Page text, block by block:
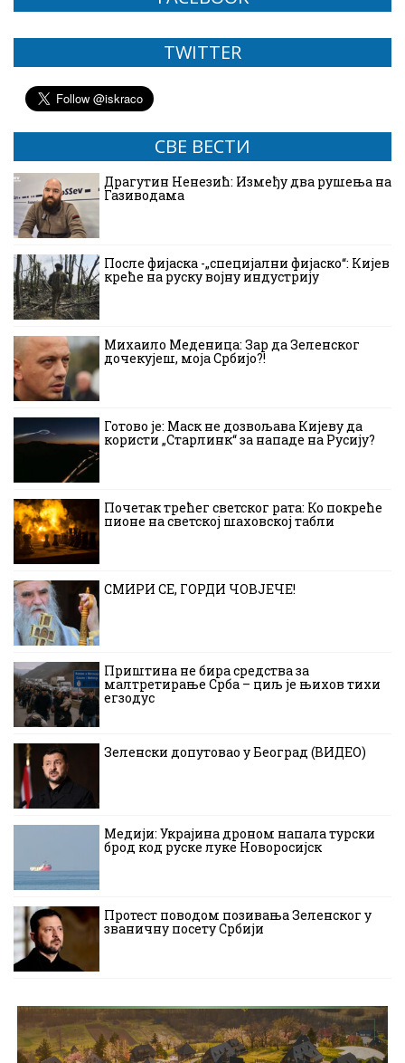
TWITTER
СВЕ ВЕСТИ
Драгутин Ненезић: Између два рушења на
Газиводама
После фијаска -„специјални фијаско“: Кијев
креће на руску војну индустрију
Михаило Меденица: Зар да Зеленског
дочекујеш, моја Србијо?!
Готово је: Маск не дозвољава Кијеву да
користи „Старлинк“ за нападе на Русију?
Почетак трећег светског рата: Ко покреће
пионе на светској шаховској табли
СМИРИ СЕ, ГОРДИ ЧОВЈЕЧЕ!
Приштина не бира средства за
малтретирање Срба – циљ је њихов тихи
егзодус
Зеленски допутовао у Београд (ВИДЕО)
Медији: Украјина дроном напала турски
брод код руске луке Новоросијск
Протест поводом позивања Зеленског у
званичну посету Србији